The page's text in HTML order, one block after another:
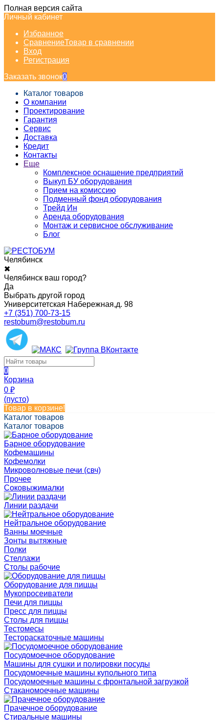
Полная версия сайта
Личный кабинет
Избранное
СравнениеТовар в сравнении
Вход
Регистрация
Заказать звонок0
Каталог товаров
О компании
Проектирование
Гарантия
Сервис
Доставка
Кредит
Контакты
Еще
Комплексное оснащение предприятий
Выкуп БУ оборудования
Прием на комиссию
Подменный фонд оборудования
Трейд Ин
Аренда оборудования
Монтаж и сервисное обслуживание
Блог
Челябинск
✖
Челябинск ваш город?
Да
Выбрать другой город
Университетская Набережная,д. 98
+7 (351) 700-73-15
restobum@restobum.ru
0
Корзина
0 ₽
(пусто)
Товар в корзине!
Каталог товаров
Каталог товаров
Барное оборудование
Кофемашины
Кофемолки
Микроволновые печи (свч)
Прочее
Соковыжималки
Линии раздачи
Нейтральное оборудование
Ванны моечные
Зонты вытяжные
Полки
Стеллажи
Столы рабочие
Оборудование для пиццы
Мукопросеиватели
Печи для пиццы
Пресс для пиццы
Столы для пиццы
Тестомесы
Тестораскаточные машины
Посудомоечное оборудование
Машины для сушки и полировки посуды
Посудомоечные машины купольного типа
Посудомоечные машины с фронтальной загрузкой
Стаканомоечные машины
Прачечное оборудование
Стиральные машины